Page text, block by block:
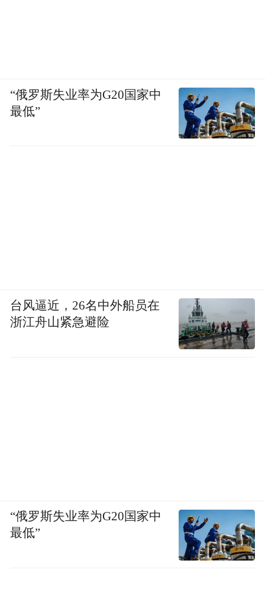
“俄罗斯失业率为G20国家中
最低”
台风逼近，26名中外船员在
浙江舟山紧急避险
“俄罗斯失业率为G20国家中
最低”